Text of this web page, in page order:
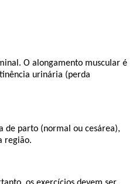
O alongamento muscular é
urinária (perda
de parto (normal ou cesárea),
região.